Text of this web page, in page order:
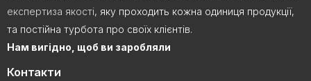
експертиза якості, яку проходить кожна одиниця продукції,
та постійна турбота про своїх клієнтів.
Нам вигідно, щоб ви заробляли
Контакти